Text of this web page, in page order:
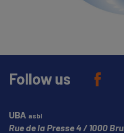
Follow us
UBA asbl
Rue de la Presse 4 1000